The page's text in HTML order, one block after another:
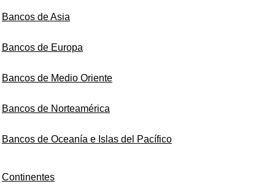
Bancos de Asia
Bancos de Europa
Bancos de Medio Oriente
Bancos de Norteamérica
Bancos de Oceanía e Islas del Pacífico
Continentes